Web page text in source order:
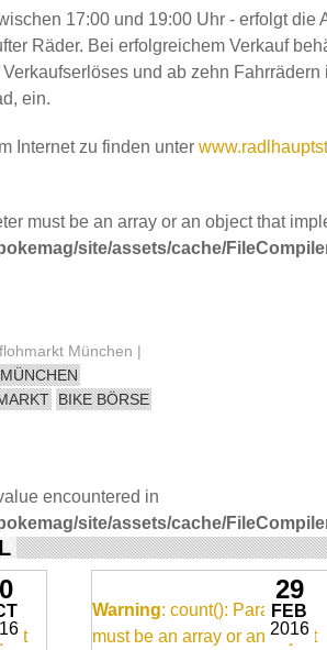
17:00 und 19:00 Uhr - erfolgt die
Räder. Bei erfolgreichem Verkauf
und ab zehn
ein.
Internet zu finden unter
must be an array or an object that
site/assets/cache/
München |
MÜNCHEN
BIKE BÖRSE
encountered in
site/assets/cache/
Warning: count(): Parameter
must be an array or an object
29
FEB
2016